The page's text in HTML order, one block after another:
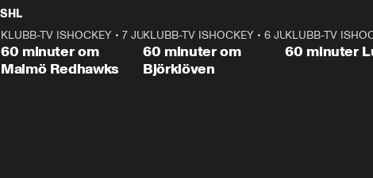
SHL
Plus
1:02:53
KLUBB-TV ISHOCKEY • 7 JUNI
60 minuter om
Malmö Redhawks
1:00:59
KLUBB-TV ISHOCKEY •6 JUNI
60 minuter om
Björklöven
Plus
KLUBB-TV
60 minuter